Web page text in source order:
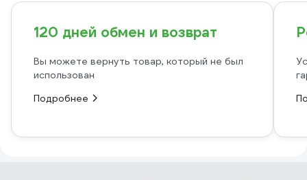
120 дней обмен и возврат
Вы можете вернуть товар, который не был
использован
Подробнее